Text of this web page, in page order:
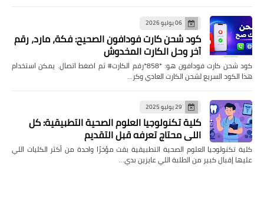
06 يوليو 2026
كود شحن كارت فودافون الصحيح: فكة، مارد، رقم
آخر وحل الكارت المخدوش
كود شحن كارت فودافون هو: *858*رقم الكارت# ثم اضغط اتصال. يمكن استخدام
هذا الكود السريع لشحن الكارت العادي وكر…
29 يوليو 2025
كلية تكنولوجيا العلوم الصحية التطبيقية: كل
اللي محتاج تعرفه قبل التقديم
كلية تكنولوجيا العلوم الصحية التطبيقية بقت مؤخرًا واحدة من أكثر الكليات اللي
عليها إقبال كبير من الطلبة اللي عايزين بدي…